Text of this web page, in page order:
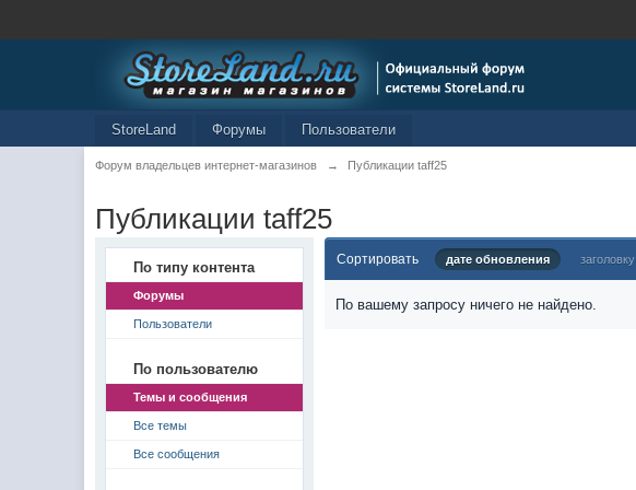
StoreLand Форумы Пользователи
Форум владельцев интернет-магазинов → Публикации taff25
Публикации taff25
По типу контента
Форумы
Пользователи
По пользователю
Темы и сообщения
Все темы
Все сообщения
Сортировать дате обновления заголовку
По вашему запросу ничего не найдено.